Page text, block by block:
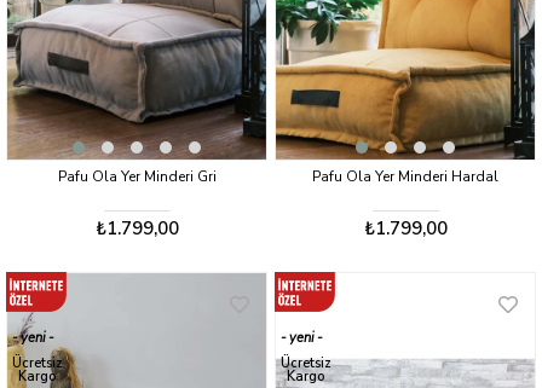
Pafu Ola Yer Minderi Gri
₺1.799,00
Pafu Ola Yer Minderi Hardal
₺1.799,00
yeni
ürün
Ücretsiz
Kargo
yeni
ürün
Ücretsiz
Kargo